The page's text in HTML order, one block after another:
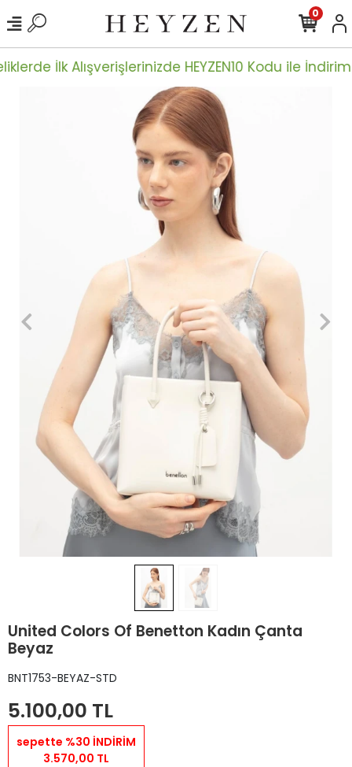
İlk Alışverişlerinizde HEYZEN10 Kodu ile
0
United Colors Of Benetton Kadın Çanta
Beyaz
BNT1753-BEYAZ-STD
5.100,00 TL
sepette %30 İNDİRİM
3.570,00 TL